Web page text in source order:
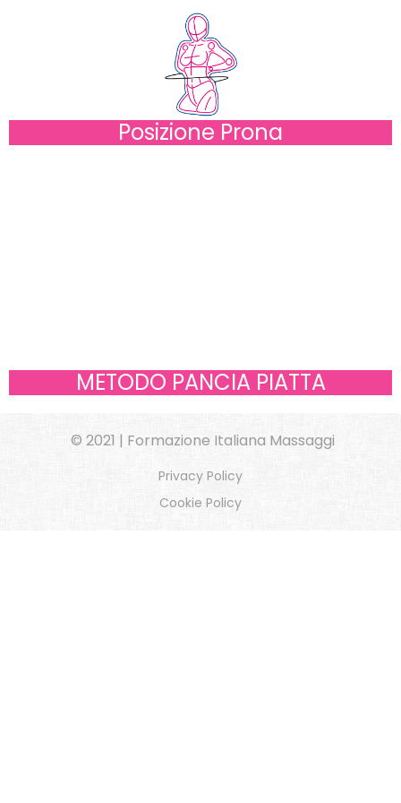
Posizione Prona
METODO PANCIA PIATTA
© 2021 | Formazione Italiana Massaggi
Privacy Policy
Cookie Policy